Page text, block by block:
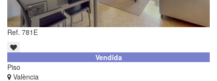
Ref. 781E
Vendida
Piso
València